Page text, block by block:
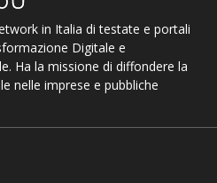
in Italia di testate e portali
Digitale e
Ha la missione di diffondere la
nelle imprese e pubbliche